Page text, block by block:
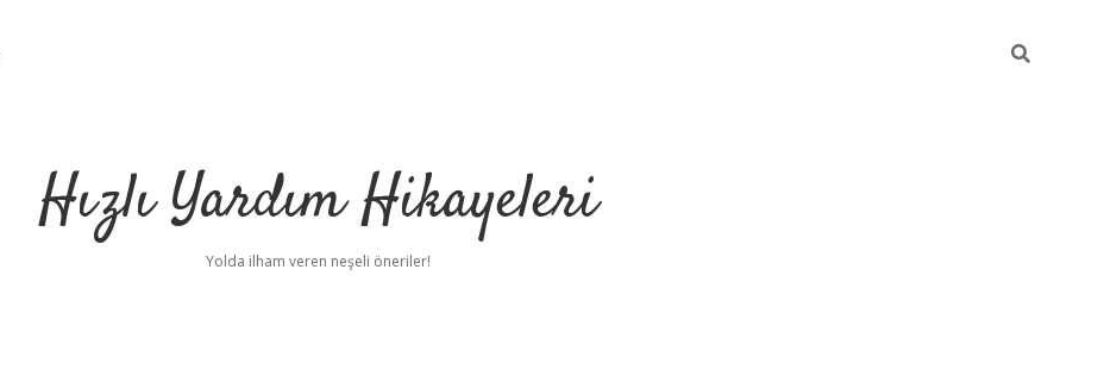
Hızlı Yardım Hikayeleri
Yolda ilham veren neşeli öneriler!